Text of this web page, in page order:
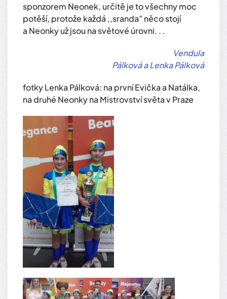
sponzorem Neonek, určitě je to všechny moc
potěší, protože každá ,,sranda” něco stojí
a Neonky už jsou na světové úrovni. . .
Vendula
Pálková a Lenka Pálková
fotky Lenka Pálková: na první Evička a Natálka,
na druhé Neonky na Mistrovství světa v Praze